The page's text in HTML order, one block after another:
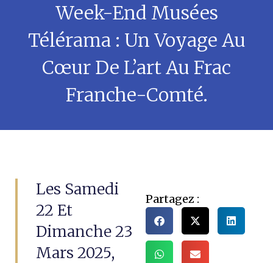
Week-End Musées
Télérama : Un Voyage Au
Cœur De L’art Au Frac
Franche-Comté.
Les Samedi
22 Et
Dimanche 23
Mars 2025,
Partagez :